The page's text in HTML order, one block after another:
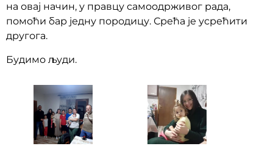
на овај начин, у правцу самоодрживог рада,
помоћи бар једну породицу. Срећа је усрећити
другога.
Будимо људи.